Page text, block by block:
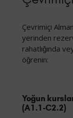
Çevrimiçi
yerinden
rahatlığında
öğrenin:
Yoğun
(A1.1-C2.2)